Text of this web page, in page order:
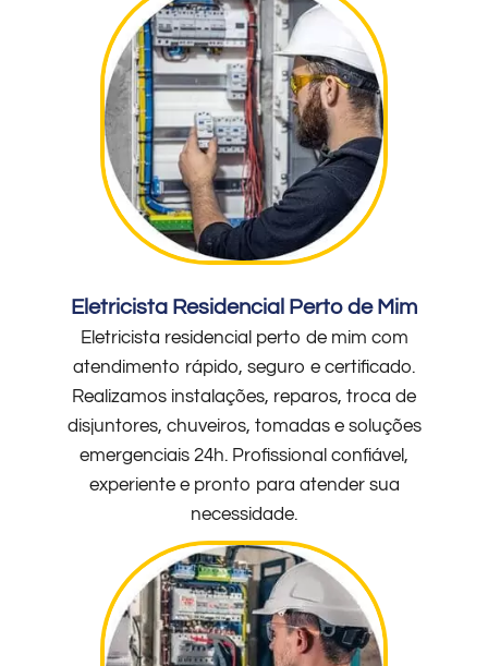
Eletricista Residencial Perto de Mim
Eletricista residencial perto de mim com
atendimento rápido, seguro e certificado.
Realizamos instalações, reparos, troca de
disjuntores, chuveiros, tomadas e soluções
emergenciais 24h. Profissional confiável,
experiente e pronto para atender sua
necessidade.